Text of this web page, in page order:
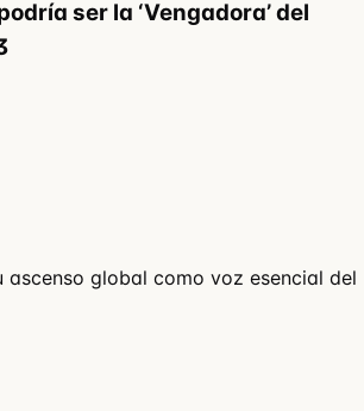
ser la ‘Vengadora’ del